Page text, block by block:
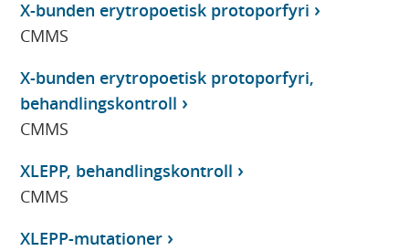
X-bunden erytropoetisk protoporfyri
CMMS
X-bunden erytropoetisk protoporfyri,
behandlingskontroll
CMMS
XLEPP, behandlingskontroll
CMMS
XLEPP-mutationer